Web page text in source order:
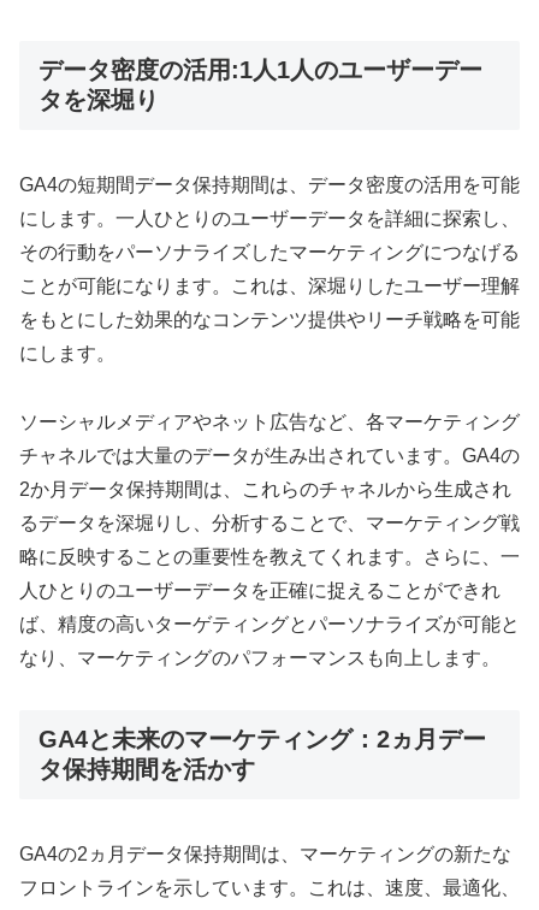
データ密度の活用:1人1人のユーザーデー
タを深堀り
GA4の短期間データ保持期間は、データ密度の活用を可能
にします。一人ひとりのユーザーデータを詳細に探索し、
その行動をパーソナライズしたマーケティングにつなげる
ことが可能になります。これは、深堀りしたユーザー理解
をもとにした効果的なコンテンツ提供やリーチ戦略を可能
にします。
ソーシャルメディアやネット広告など、各マーケティング
チャネルでは大量のデータが生み出されています。GA4の
2か月データ保持期間は、これらのチャネルから生成され
るデータを深堀りし、分析することで、マーケティング戦
略に反映することの重要性を教えてくれます。さらに、一
人ひとりのユーザーデータを正確に捉えることができれ
ば、精度の高いターゲティングとパーソナライズが可能と
なり、マーケティングのパフォーマンスも向上します。
GA4と未来のマーケティング：2ヵ月デー
タ保持期間を活かす
GA4の2ヵ月データ保持期間は、マーケティングの新たな
フロントラインを示しています。これは、速度、最適化、